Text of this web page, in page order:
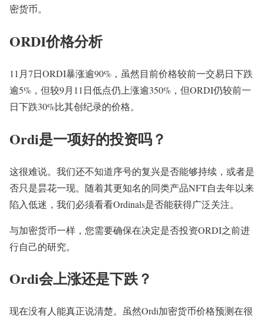
密货币。
ORDI价格分析
11月7日ORDI暴涨逾90%，虽然目前价格较前一交易日下跌
逾5%，但较9月11日低点仍上涨逾350%，但ORDI仍较前一
日下跌30%比其创纪录的价格。
Ordi是一项好的投资吗？
这很难说。我们还不知道序号的复兴是否能够持续，或者是
否只是昙花一现。随着其更知名的同类产品NFT自去年以来
陷入低迷，我们必须看看Ordinals是否能获得广泛关注。
与加密货币一样，您需要确保在决定是否投资ORDI之前进
行自己的研究。
Ordi会上涨还是下跌？
现在没有人能真正说清楚。虽然Ordi加密货币价格预测在很